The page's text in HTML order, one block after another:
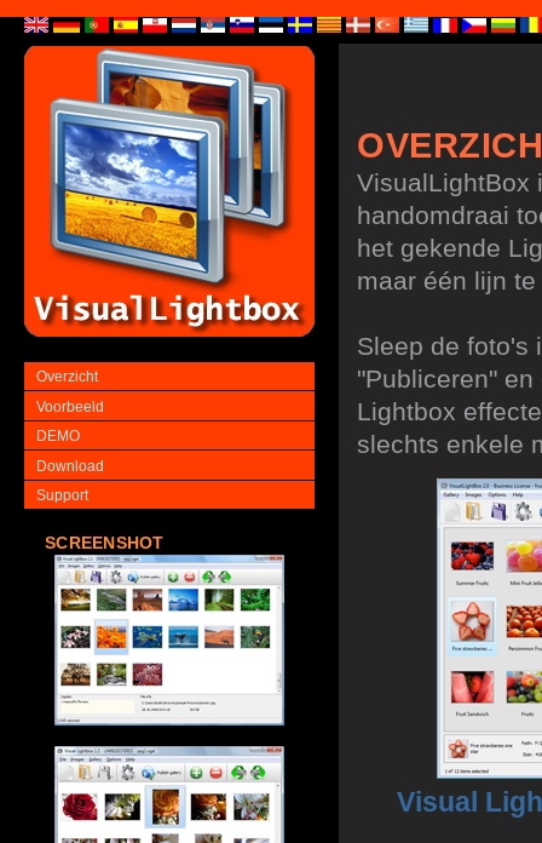
Overzicht
Voorbeeld
DEMO
Download
Support
SCREENSHOT
VisualLightBox
handomdraai
het gekende
maar één lijn
Sleep de foto's
"Publiceren"
Lightbox
slechts enkele
Visual